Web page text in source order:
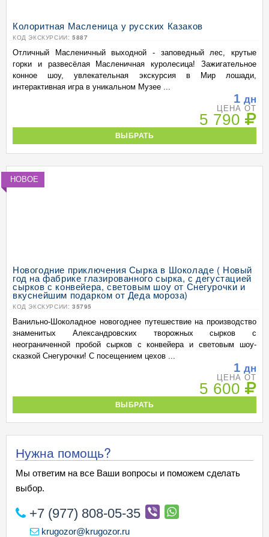
Колоритная Масленица у русских Казаков
КОД ЭКСКУРСИИ: 5887
Отличный Масленичный выходной - заповедный лес, крутые
горки и развесёлая Масленичная куролесица! Зажигательное
конное шоу, увлекательная экскурсия в Мир лошади,
интерактивная игра в уникальном Музее ...
1 дн
ЦЕНА ОТ
5 790
ВЫБРАТЬ
НОВОЕ
Новогодние приключения Сырка в Шоколаде ( Новый
год на фабрике глазированного сырка, с дегустацией
сырков с конвейера, световым шоу от Снегурочки и
вкуснейшим подарком от Деда мороза)
КОД ЭКСКУРСИИ: 35795
Ванильно-Шоколадное новогоднее путешествие на производство
знаменитых Александровских творожных сырков с
неограниченной пробой сырков с конвейера и световым шоу-
сказкой Снегурочки! С посещением цехов ...
1 дн
ЦЕНА ОТ
5 600
ВЫБРАТЬ
Нужна помощь?
Мы ответим на все Ваши вопросы и поможем сделать
выбор.
+7 (977) 808-05-35
krugozor@krugozor.ru